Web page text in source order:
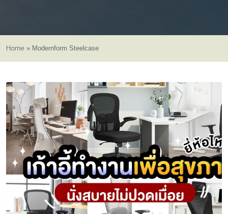
Home » Modernform Steelcase